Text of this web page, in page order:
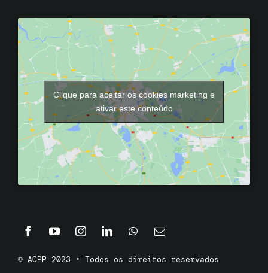
Clique para aceitar os cookies marketing e
ativar este conteúdo
© ACPP 2023 • Todos os direitos reservados